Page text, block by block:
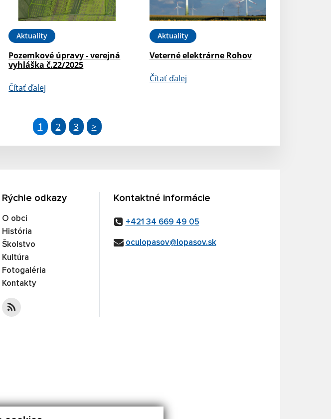
Aktuality
Pozemkové úpravy - verejná
vyhláška č.22/2025
Čítať ďalej
Aktuality
Veterné elektrárne Rohov
Čítať ďalej
1 2 3 >
Rýchle odkazy
O obci
História
Školstvo
Kultúra
Fotogaléria
Kontakty
Kontaktné informácie
+421 34 669 49 05
oculopasov@lopasov.sk